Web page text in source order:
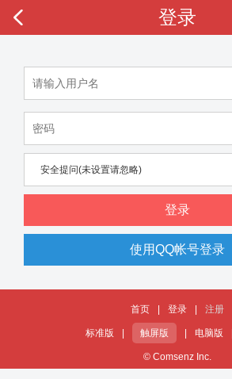
登录
安全提问(未设置请忽略)
登录
使用QQ帐号登录
首页 登录 注册
标准版 触屏版 电脑版
© Comsenz Inc.